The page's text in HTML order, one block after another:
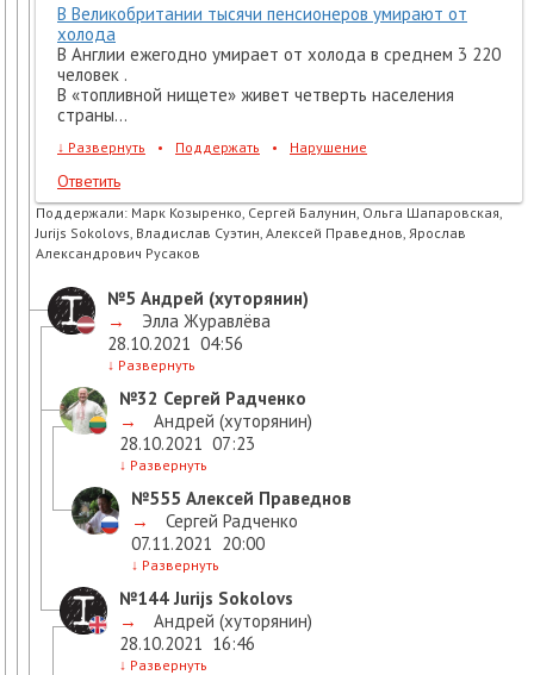
В Великобритании тысячи пенсионеров умирают от
холода
В Англии ежегодно умирает от холода в среднем 3 220
человек .
В «топливной нищете» живет четверть населения
страны...
↓ Развернуть • Поддержать • Нарушение
Ответить
Поддержали: Марк Козыренко, Сергей Балунин, Ольга Шапаровская,
Jurijs Sokolovs, Владислав Суэтин, Алексей Праведнов, Ярослав
Александрович Русаков
№5 Андрей (хуторянин)
→
Элла Журавлёва
28.10.2021 04:56
↓ Развернуть
№32 Сергей Радченко
→
Андрей (хуторянин)
28.10.2021 07:23
↓ Развернуть
№555 Алексей Праведнов
→
Сергей Радченко
07.11.2021 20:00
↓ Развернуть
№144 Jurijs Sokolovs
→
Андрей (хуторянин)
28.10.2021 16:46
↓ Развернуть